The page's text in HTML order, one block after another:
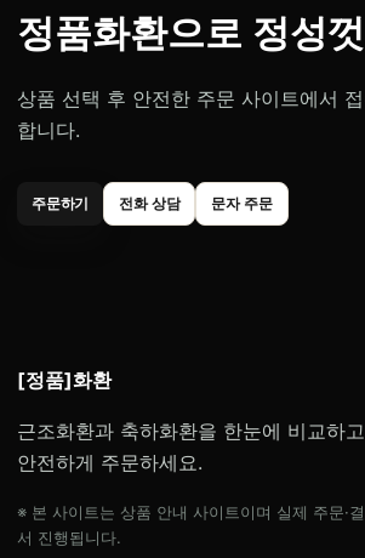
정품화환으로 정성
상품 선택 후 안전한 주문 사이트에서
합니다.
주문하기 전화 상담 문자 주문
[정품]화환
근조화환과 축하화환을 한눈에 비교하
안전하게 주문하세요.
※ 본 사이트는 상품 안내 사이트이며 실제 주문·
서 진행됩니다.